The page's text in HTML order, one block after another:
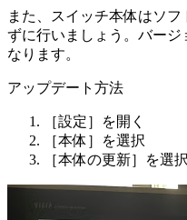
また、スイッチ本体はソ
ずに行いましょう。バー
なります。
アップデート方法
［設定］を開く
［本体］を選択
［本体の更新］を選